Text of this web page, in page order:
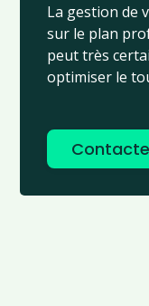
La gestion de
sur le plan
peut très
optimiser le